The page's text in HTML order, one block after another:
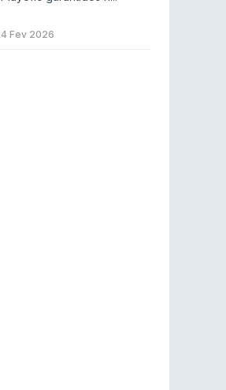
a RTP Arena para
4 Fev 2026